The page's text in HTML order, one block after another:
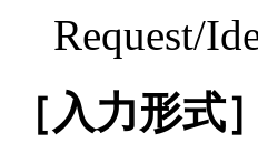
Request/
［入力形式］